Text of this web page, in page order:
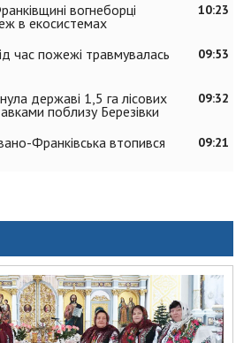
10:23
вогнеборці
в екосистемах
09:53
час пожежі травмувалась
09:32
державі 1,5 га лісових
поблизу Березівки
09:21
Франківська втопився